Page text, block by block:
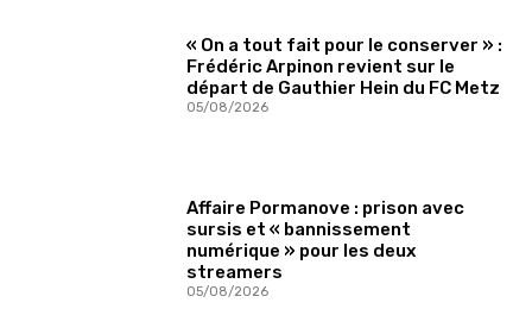
« On a tout fait pour le conserver » :
Frédéric Arpinon revient sur le
départ de Gauthier Hein du FC Metz
05/08/2026
Affaire Pormanove : prison avec
sursis et « bannissement
numérique » pour les deux
streamers
05/08/2026